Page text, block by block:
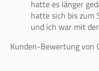
hatte es länger
hatte sich bis zum
und ich war mit
Kunden-Bewertung von